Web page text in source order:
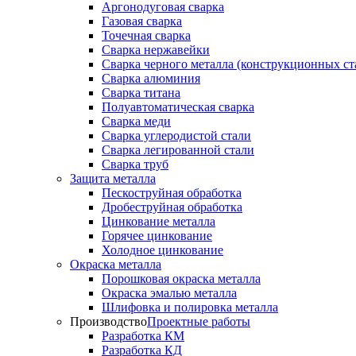
Аргонодуговая сварка
Газовая сварка
Точечная сварка
Сварка нержавейки
Сварка черного металла (конструкционных
Сварка алюминия
Сварка титана
Полуавтоматическая сварка
Сварка меди
Сварка углеродистой стали
Сварка легированной стали
Сварка труб
Защита металла
Пескоструйная обработка
Дробеструйная обработка
Цинкование металла
Горячее цинкование
Холодное цинкование
Окраска металла
Порошковая окраска металла
Окраска эмалью металла
Шлифовка и полировка металла
ПроизводствоПроектные работы
Разработка КМ
Разработка КД